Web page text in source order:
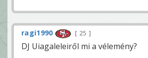
ragi1990 25
DJ Uiagaleleiről mi a vélemény?